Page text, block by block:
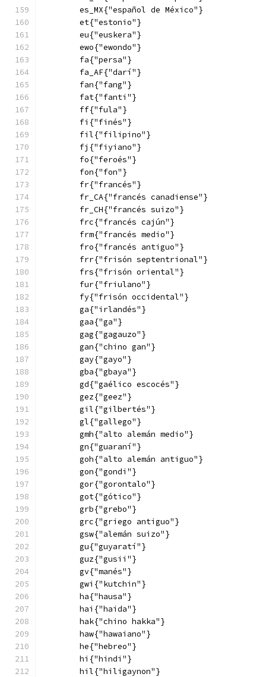
        es_MX{"español de México"}
        et{"estonio"}
        eu{"euskera"}
        ewo{"ewondo"}
        fa{"persa"}
        fa_AF{"darí"}
        fan{"fang"}
        fat{"fanti"}
        ff{"fula"}
        fi{"finés"}
        fil{"filipino"}
        fj{"fiyiano"}
        fo{"feroés"}
        fon{"fon"}
        fr{"francés"}
        fr_CA{"francés canadiense"}
        fr_CH{"francés suizo"}
        frc{"francés cajún"}
        frm{"francés medio"}
        fro{"francés antiguo"}
        frr{"frisón septentrional"}
        frs{"frisón oriental"}
        fur{"friulano"}
        fy{"frisón occidental"}
        ga{"irlandés"}
        gaa{"ga"}
        gag{"gagauzo"}
        gan{"chino gan"}
        gay{"gayo"}
        gba{"gbaya"}
        gd{"gaélico escocés"}
        gez{"geez"}
        gil{"gilbertés"}
        gl{"gallego"}
        gmh{"alto alemán medio"}
        gn{"guaraní"}
        goh{"alto alemán antiguo"}
        gon{"gondi"}
        gor{"gorontalo"}
        got{"gótico"}
        grb{"grebo"}
        grc{"griego antiguo"}
        gsw{"alemán suizo"}
        gu{"guyaratí"}
        guz{"gusii"}
        gv{"manés"}
        gwi{"kutchin"}
        ha{"hausa"}
        hai{"haida"}
        hak{"chino hakka"}
        haw{"hawaiano"}
        he{"hebreo"}
        hi{"hindi"}
        hil{"hiligaynon"}